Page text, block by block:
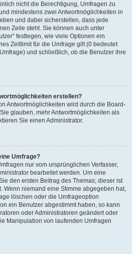
nicht die Berechtigung, Umfragen zu
mindestens zwei Antwortmöglichkeiten in
und dabei sicherstellen, dass jede
Zeile steht. Sie können auch unter
festlegen, wie viele Optionen ein
Zeitlimit für die Umfrage gilt (0 bedeutet
und schließlich, ob die Benutzer ihre
erstellen?
Antwortmöglichkeiten wird durch die Board-
glauben, mehr Antwortmöglichkeiten als
Sie einen Administrator.
Umfrage?
nur vom ursprünglichen Verfasser,
bearbeitet werden. Um eine
den ersten Beitrag des Themas; dieser ist
Wenn niemand eine Stimme abgegeben hat,
löschen oder die Umfrageoption
ein Benutzer abgestimmt haben, so kann
oder Administratoren geändert oder
Manipulation von laufenden Umfragen